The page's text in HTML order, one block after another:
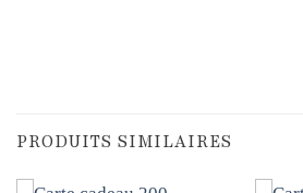
PRODUITS SIMILAIRES